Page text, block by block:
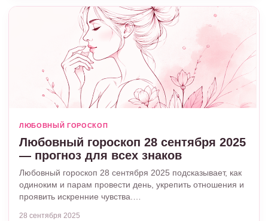
ЛЮБОВНЫЙ ГОРОСКОП
Любовный гороскоп 28 сентября 2025
— прогноз для всех знаков
Любовный гороскоп 28 сентября 2025 подсказывает, как
одиноким и парам провести день, укрепить отношения и
проявить искренние чувства.…
28 сентября 2025